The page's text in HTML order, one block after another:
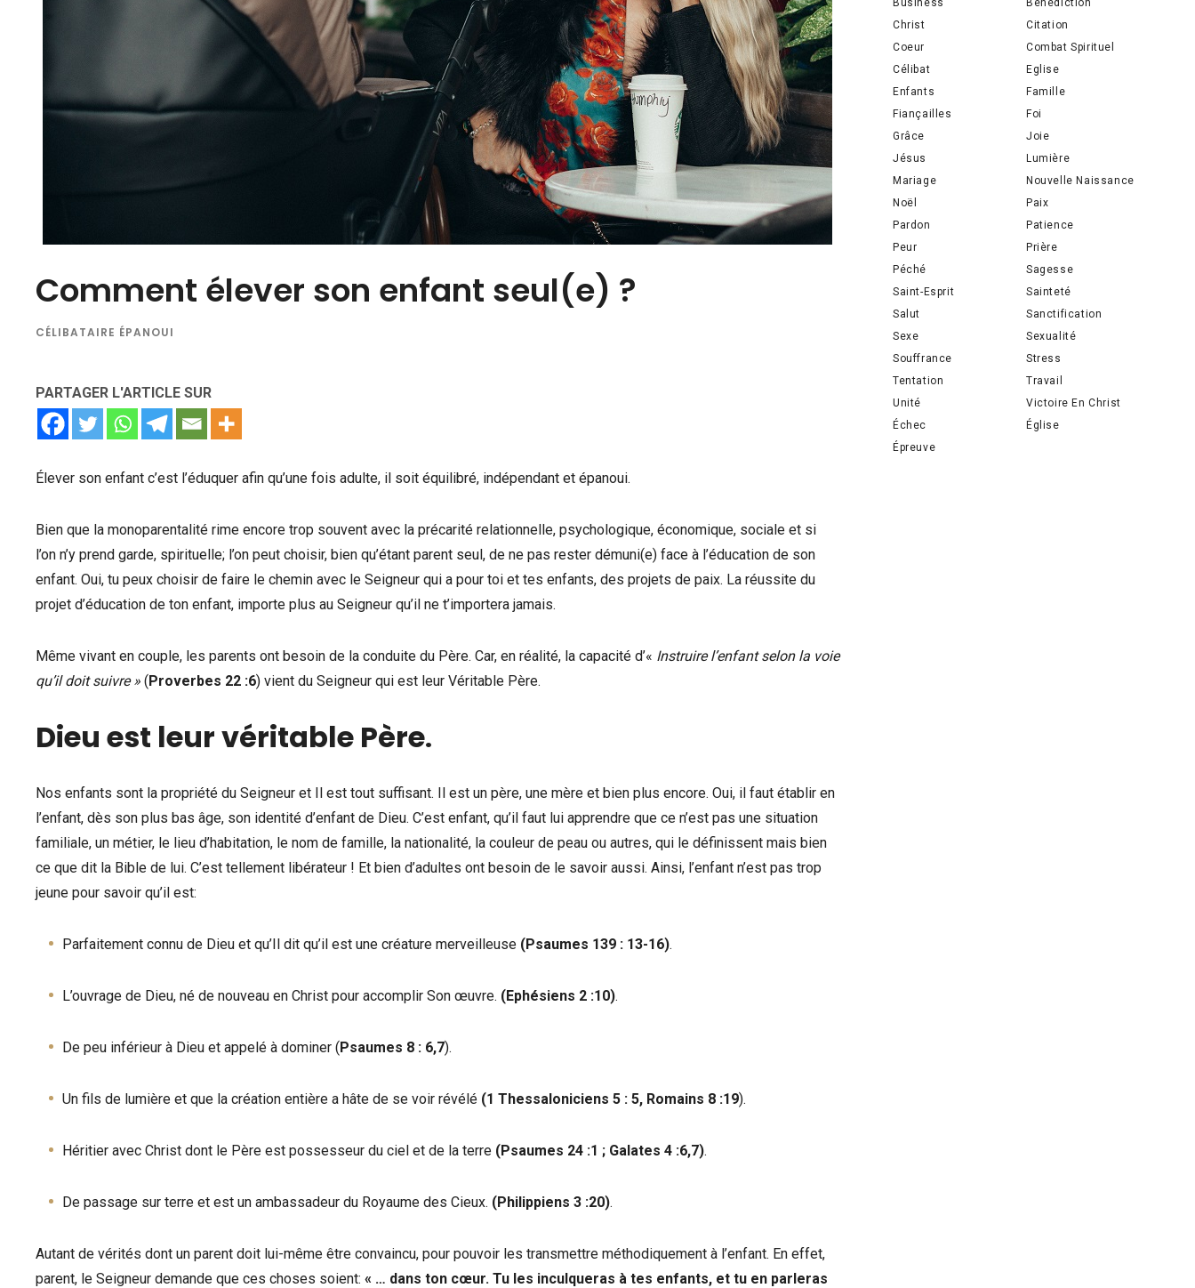
Comment élever son enfant seul(e) ?
CÉLIBATAIRE ÉPANOUI
PARTAGER L'ARTICLE SUR
Élever son enfant c’est l’éduquer afin qu’une fois adulte, il soit équilibré, indépendant et épanoui.
Bien que la monoparentalité rime encore trop souvent avec la précarité relationnelle, psychologique, économique, sociale et si
l’on n’y prend garde, spirituelle; l’on peut choisir, bien qu’étant parent seul, de ne pas rester démuni(e) face à l’éducation de son
enfant. Oui, tu peux choisir de faire le chemin avec le Seigneur qui a pour toi et tes enfants, des projets de paix. La réussite du
projet d’éducation de ton enfant, importe plus au Seigneur qu’il ne t’importera jamais.
Même vivant en couple, les parents ont besoin de la conduite du Père. Car, en réalité, la capacité d’« Instruire l’enfant selon la voie
qu’il doit suivre » (Proverbes 22 :6) vient du Seigneur qui est leur Véritable Père.
Dieu est leur véritable Père.
Nos enfants sont la propriété du Seigneur et Il est tout suffisant. Il est un père, une mère et bien plus encore. Oui, il faut établir en
l’enfant, dès son plus bas âge, son identité d’enfant de Dieu. C’est enfant, qu’il faut lui apprendre que ce n’est pas une situation
familiale, un métier, le lieu d’habitation, le nom de famille, la nationalité, la couleur de peau ou autres, qui le définissent mais bien
ce que dit la Bible de lui. C’est tellement libérateur ! Et bien d’adultes ont besoin de le savoir aussi. Ainsi, l’enfant n’est pas trop
jeune pour savoir qu’il est:
Parfaitement connu de Dieu et qu’Il dit qu’il est une créature merveilleuse (Psaumes 139 : 13-16).
L’ouvrage de Dieu, né de nouveau en Christ pour accomplir Son œuvre. (Ephésiens 2 :10).
De peu inférieur à Dieu et appelé à dominer (Psaumes 8 : 6,7).
Un fils de lumière et que la création entière a hâte de se voir révélé (1 Thessaloniciens 5 : 5, Romains 8 :19).
Héritier avec Christ dont le Père est possesseur du ciel et de la terre (Psaumes 24 :1 ; Galates 4 :6,7).
De passage sur terre et est un ambassadeur du Royaume des Cieux. (Philippiens 3 :20).
Autant de vérités dont un parent doit lui-même être convaincu, pour pouvoir les transmettre méthodiquement à l’enfant. En effet,
parent, le Seigneur demande que ces choses soient: « … dans ton cœur. Tu les inculqueras à tes enfants, et tu en parleras
Business
Bénédiction
Christ
Citation
Coeur
Combat Spirituel
Célibat
Eglise
Enfants
Famille
Fiançailles
Foi
Grâce
Joie
Jésus
Lumière
Mariage
Nouvelle Naissance
Noël
Paix
Pardon
Patience
Peur
Prière
Péché
Sagesse
Saint-Esprit
Sainteté
Salut
Sanctification
Sexe
Sexualité
Souffrance
Stress
Tentation
Travail
Unité
Victoire En Christ
Échec
Église
Épreuve